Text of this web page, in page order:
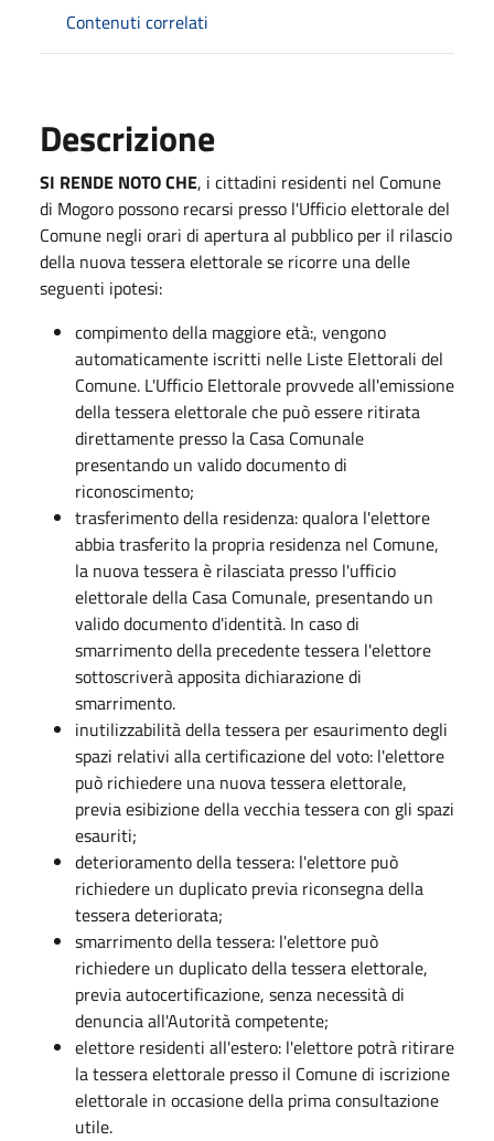
Contenuti correlati
Descrizione
SI RENDE NOTO CHE, i cittadini residenti nel Comune
di Mogoro possono recarsi presso l'Ufficio elettorale del
Comune negli orari di apertura al pubblico per il rilascio
della nuova tessera elettorale se ricorre una delle
seguenti ipotesi:
compimento della maggiore età:, vengono
automaticamente iscritti nelle Liste Elettorali del
Comune. L'Ufficio Elettorale provvede all'emissione
della tessera elettorale che può essere ritirata
direttamente presso la Casa Comunale
presentando un valido documento di
riconoscimento;
trasferimento della residenza: qualora l'elettore
abbia trasferito la propria residenza nel Comune,
la nuova tessera è rilasciata presso l'ufficio
elettorale della Casa Comunale, presentando un
valido documento d'identità. In caso di
smarrimento della precedente tessera l'elettore
sottoscriverà apposita dichiarazione di
smarrimento.
inutilizzabilità della tessera per esaurimento degli
spazi relativi alla certificazione del voto: l'elettore
può richiedere una nuova tessera elettorale,
previa esibizione della vecchia tessera con gli spazi
esauriti;
deterioramento della tessera: l'elettore può
richiedere un duplicato previa riconsegna della
tessera deteriorata;
smarrimento della tessera: l'elettore può
richiedere un duplicato della tessera elettorale,
previa autocertificazione, senza necessità di
denuncia all'Autorità competente;
elettore residenti all'estero: l'elettore potrà ritirare
la tessera elettorale presso il Comune di iscrizione
elettorale in occasione della prima consultazione
utile.